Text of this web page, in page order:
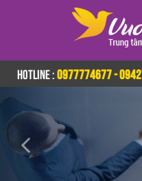
HOTLINE :0977774677 -